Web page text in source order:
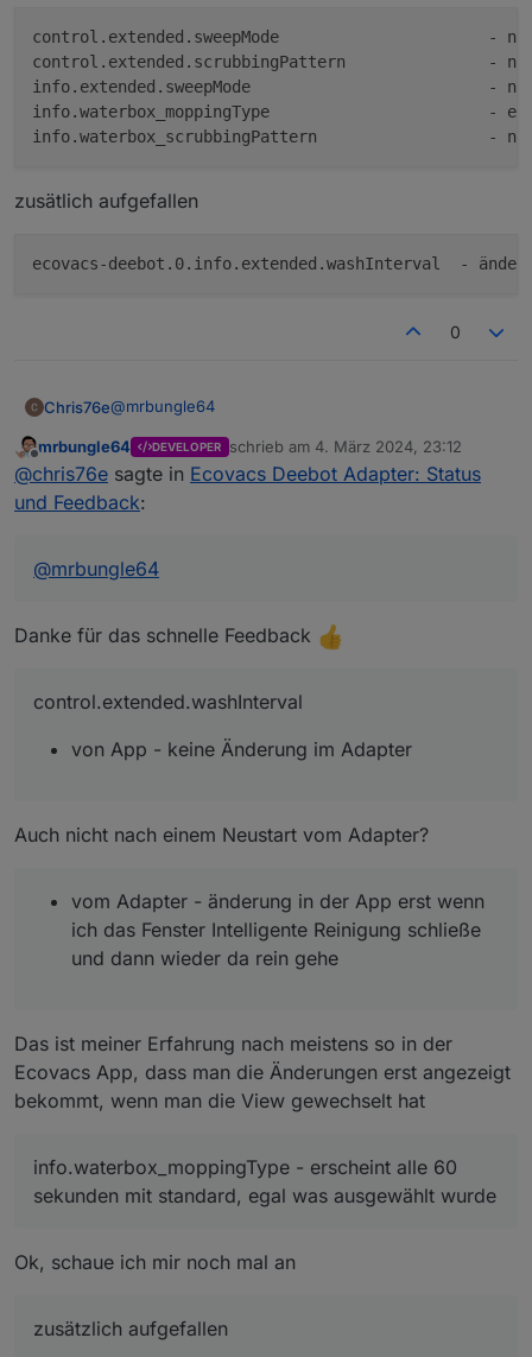
control.extended.sweepMode			- nicht mehr erschienen
control.extended.scrubbingPattern	        - nicht mehr erschienen
info.extended.sweepMode				- nicht mehr erscheinen
info.waterbox_moppingType			- erscheint alle 60 sekunden mit standard, egal was ausgewählt wurde
zusätlich aufgefallen
0
Chris76e@mrbungle64
control.extended.washInterval
- von App 	 - keine Änderung im Adapter
sofort zuhören
control.extended.moppingMode
- von App	- sofortige änderung im
erscheinen:
control.extended.scrubbingPattern
info.extended.sweepMode				-
zusätlich aufgefallen
Offline
mrbungle64 DEVELOPER schrieb am 4. März 2024, 23:12
zuletzt editiert von
@chris76e sagte in Ecovacs Deebot Adapter: Status
und Feedback:
@mrbungle64
Danke für das schnelle Feedback
control.extended.washInterval
von App - keine Änderung im Adapter
Auch nicht nach einem Neustart vom Adapter?
vom Adapter - änderung in der App erst wenn
ich das Fenster Intelligente Reinigung schließe
und dann wieder da rein gehe
Das ist meiner Erfahrung nach meistens so in der
Ecovacs App, dass man die Änderungen erst angezeigt
bekommt, wenn man die View gewechselt hat
info.waterbox_moppingType - erscheint alle 60
sekunden mit standard, egal was ausgewählt wurde
Ok, schaue ich mir noch mal an
zusätzlich aufgefallen